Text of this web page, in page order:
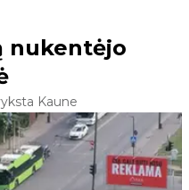
nukentėjo
Kaune